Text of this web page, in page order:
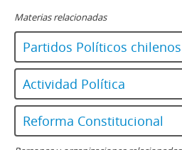
Materias relacionadas
Partidos Políticos chilenos
Actividad Política
Reforma Constitucional